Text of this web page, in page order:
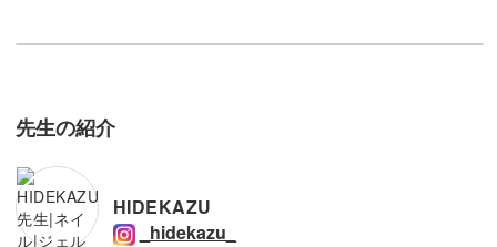
先生の紹介
HIDEKAZU
_hidekazu_